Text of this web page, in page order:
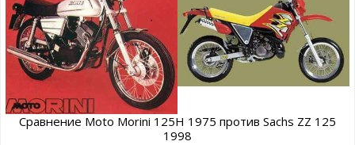
Сравнение Moto Morini 125H 1975 против Sachs ZZ 125
1998